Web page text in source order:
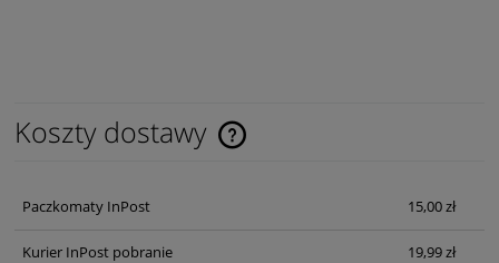
Koszty dostawy
Cena nie zawiera ewentualnych kosztów płatności
Paczkomaty InPost 15,00 zł
Kurier InPost pobranie 19,99 zł